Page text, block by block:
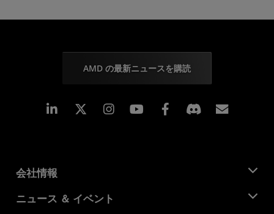
AMD の最新ニュースを購読
Linkedin Instagram Facebook
会社情報
AMD について
ニュース ＆ イベント